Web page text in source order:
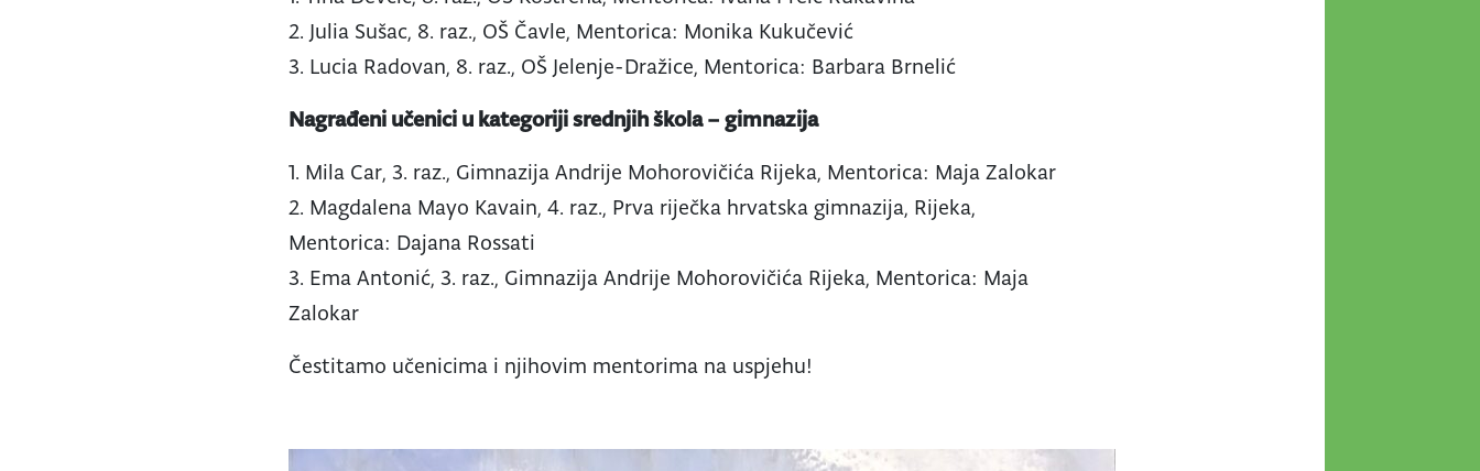
2. Julia Sušac, 8. raz., OŠ Čavle, Mentorica: Monika Kukučević
3. Lucia Radovan, 8. raz., OŠ Jelenje-Dražice, Mentorica: Barbara Brnelić
Nagrađeni učenici u kategoriji srednjih škola – gimnazija
1. Mila Car, 3. raz., Gimnazija Andrije Mohorovičića Rijeka, Mentorica: Maja Zalokar
2. Magdalena Mayo Kavain, 4. raz., Prva riječka hrvatska gimnazija, Rijeka,
Mentorica: Dajana Rossati
3. Ema Antonić, 3. raz., Gimnazija Andrije Mohorovičića Rijeka, Mentorica: Maja
Zalokar
Čestitamo učenicima i njihovim mentorima na uspjehu!